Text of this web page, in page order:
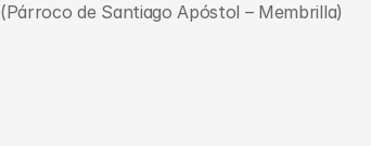
(Párroco de Santiago Apóstol – Membrilla)